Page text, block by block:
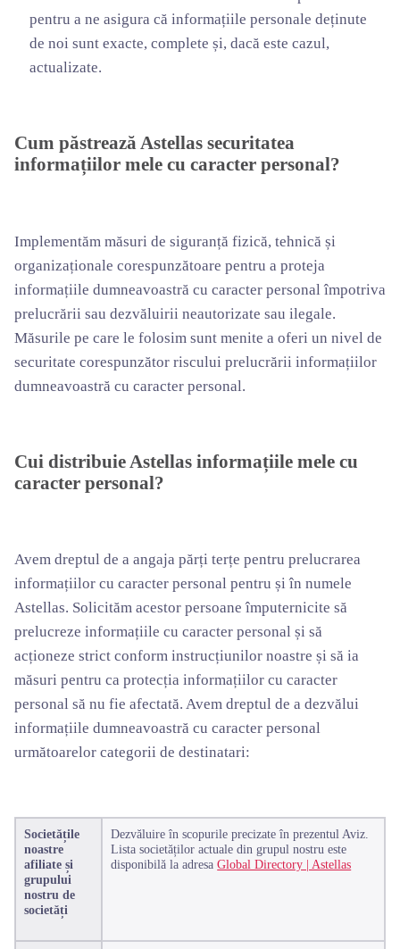
pentru a ne asigura că informațiile personale deținute
de noi sunt exacte, complete și, dacă este cazul,
actualizate.
Cum păstrează Astellas securitatea
informațiilor mele cu caracter personal?
Implementăm măsuri de siguranță fizică, tehnică și
organizaționale corespunzătoare pentru a proteja
informațiile dumneavoastră cu caracter personal împotriva
prelucrării sau dezvăluirii neautorizate sau ilegale.
Măsurile pe care le folosim sunt menite a oferi un nivel de
securitate corespunzător riscului prelucrării informațiilor
dumneavoastră cu caracter personal.
Cui distribuie Astellas informațiile mele cu
caracter personal?
Avem dreptul de a angaja părți terțe pentru prelucrarea
informațiilor cu caracter personal pentru și în numele
Astellas. Solicităm acestor persoane împuternicite să
prelucreze informațiile cu caracter personal și să
acționeze strict conform instrucțiunilor noastre și să ia
măsuri pentru ca protecția informațiilor cu caracter
personal să nu fie afectată. Avem dreptul de a dezvălui
informațiile dumneavoastră cu caracter personal
următoarelor categorii de destinatari:
Societățile
noastre
afiliate și
grupului
nostru de
societăți
Dezvăluire în scopurile precizate în prezentul Aviz.
Lista societăților actuale din grupul nostru este
disponibilă la adresaGlobal Directory | Astellas